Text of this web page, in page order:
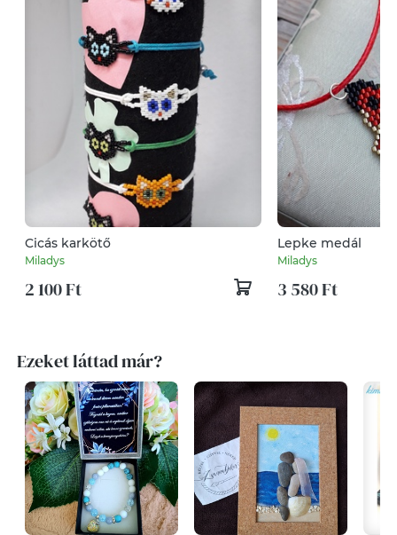
Cicás karkötő
Miladys
2 100 Ft
Lepke medál
Miladys
3 580 Ft
Ezeket láttad már?